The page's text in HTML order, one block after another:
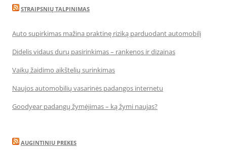
STRAIPSNIŲ TALPINIMAS
Auto supirkimas mažina praktinę riziką parduodant automobilį
Didelis vidaus durų pasirinkimas – rankenos ir dizainas
Vaikų žaidimo aikštelių surinkimas
Naujos automobilių vasarinės padangos internetu
Goodyear padangų žymėjimas – ką žymi naujas?
AUGINTINIU PREKES